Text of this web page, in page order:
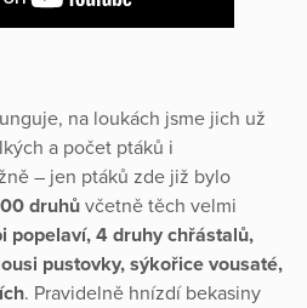
na loukách jsme jich už
a počet ptáků i
– jen ptáků zde již bylo
druhů včetně těch velmi
popelaví, 4 druhy chřástalů,
pustovky, sýkořice vousaté,
. Pravidelně hnízdí bekasiny